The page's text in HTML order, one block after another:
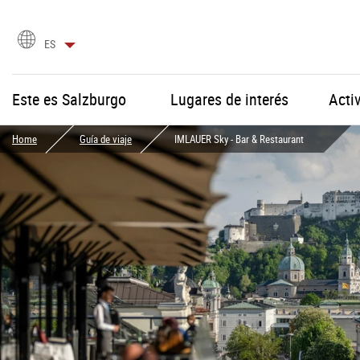
selección
idioma
ES
Este es Salzburgo Lugares de interés
Home Guía de viaje IMLAUER Sky - Bar & Restaurant